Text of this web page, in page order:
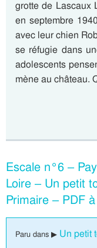
grotte de Lascaux
en septembre
avec leur chien
se réfugie dans
adolescents
mène au château.
Escale n°6 –
Loire – Un petit
Primaire – PDF
Paru dans ▶ Un petit